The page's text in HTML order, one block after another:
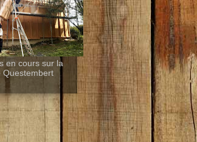
en cours sur la
Questembert